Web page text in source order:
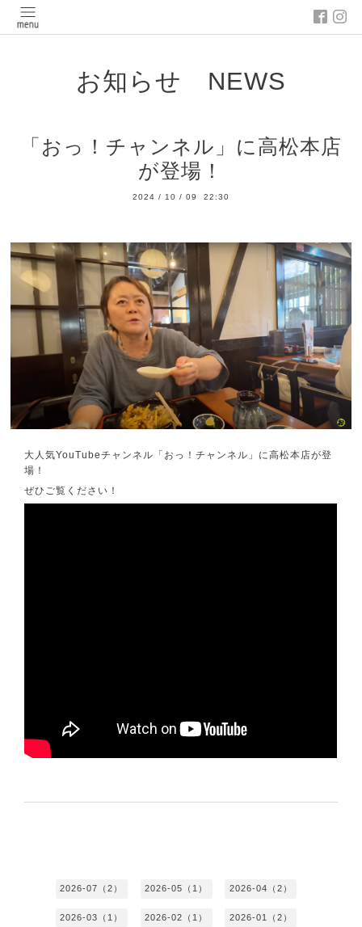
お知らせ NEWS
「おっ！チャンネル」に高松本店
が登場！
2024 / 10 / 09 22:30
大人気YouTubeチャンネル「おっ！チャンネル」に高松本店が登
場！
ぜひご覧ください！
2026-07（2） 2026-05（1） 2026-04（2）
2026-03（1） 2026-02（1） 2026-01（2）